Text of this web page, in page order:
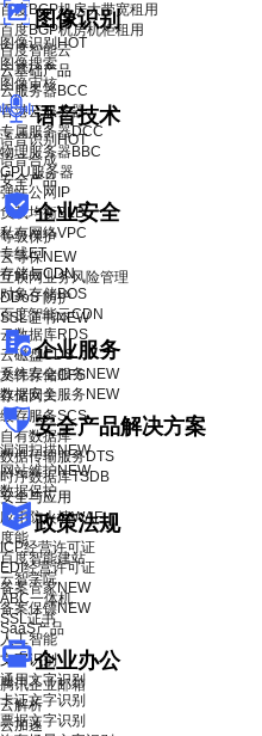
图像识别
图像识别HOT
图像搜索
图像审核
语音技术
语音识别 HOT
语音合成
安全产品
企业安全
等级保护
云等保NEW
互联网业务风险管理
DDoS 防护
SSL证书NEW
企业服务
系统安全服务NEW
数据安全服务 NEW
安全产品解决方案
漏洞扫描NEW
网站维护NEW
数据保护
政策法规
ICP经营许可证
EDI经营许可证
备案管家NEW
备案保镖NEW
SaaS产品
企业办公
腾讯企业邮箱
云解析
云加速
百度BGP机房大带宽租用
百度BGP机房机柜租用
百度智能云
云基础产品
云服务器BCC
香港云服务器
专属服务器DCC
物理服务器BBC
GPU服务器
弹性公网IP
负载均衡BLB
私有网络VPC
专线ET
存储与CDN
对象存储BOS
百度智能云CDN
云数据库RDS
云磁盘CDS
文件存储CFS
存储网关
缓存服务SCS
自有数据库
数据传输服务DTS
时序数据库TSDB
安全与应用
应用防火墙WAF
度能
百度智能建站
云智学院
ABC一体机
SSL证书
人工智能
文字识别
通用文字识别
卡证文字识别
票据文字识别